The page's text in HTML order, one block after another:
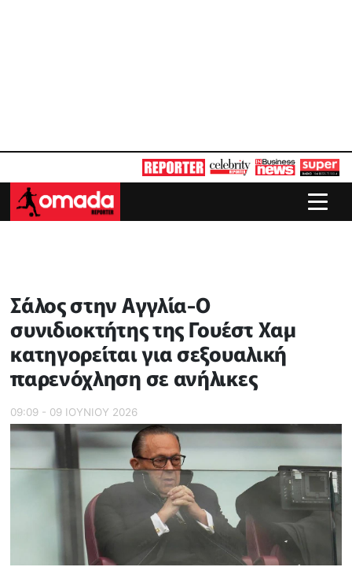
Σάλος στην Αγγλία-Ο
συνιδιοκτήτης της Γουέστ Χαμ
κατηγορείται για σεξουαλική
παρενόχληση σε ανήλικες
09:09 - 09 ΙΟΥΝΙΟΥ 2026